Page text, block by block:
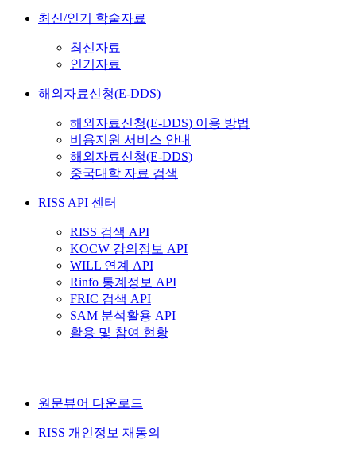
최신/인기 학술자료
최신자료
인기자료
해외자료신청(E-DDS)
해외자료신청(E-DDS) 이용 방법
비용지원 서비스 안내
해외자료신청(E-DDS)
중국대학 자료 검색
RISS API 센터
RISS 검색 API
KOCW 강의정보 API
WILL 연계 API
Rinfo 통계정보 API
FRIC 검색 API
SAM 분석활용 API
활용 및 참여 현황
원문뷰어 다운로드
RISS 개인정보 재동의